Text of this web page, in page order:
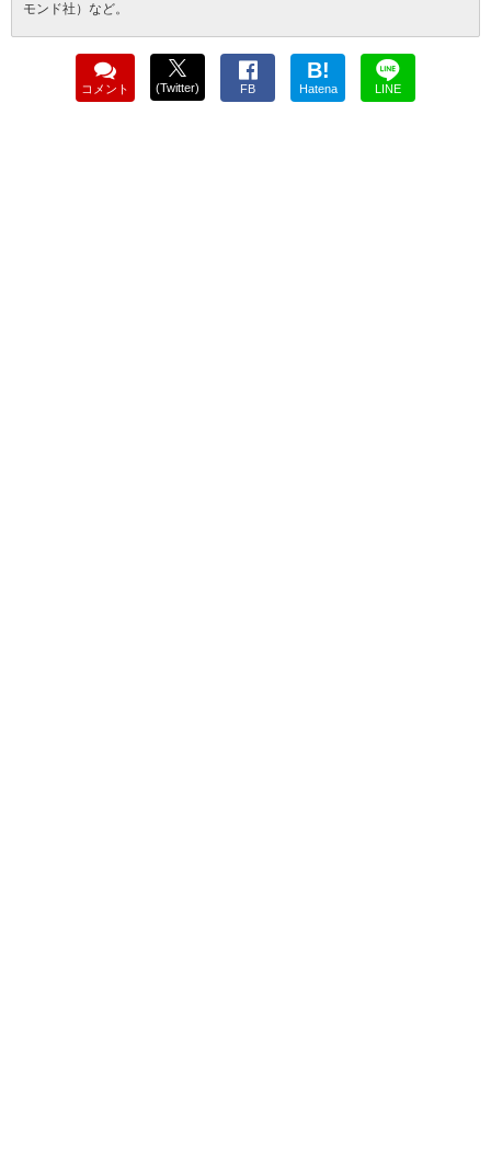
モンド社）など。
コメント (Twitter) FB
B!
Hatena LINE